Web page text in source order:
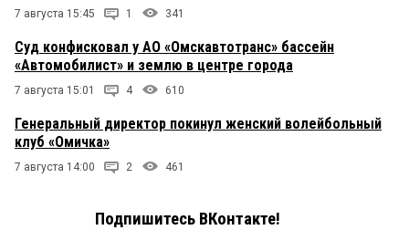
7 августа 15:45 1 341
Суд конфисковал у АО «Омскавтотранс» бассейн
«Автомобилист» и землю в центре города
7 августа 15:01 4 610
Генеральный директор покинул женский волейбольный
клуб «Омичка»
7 августа 14:00 2 461
Подпишитесь ВКонтакте!